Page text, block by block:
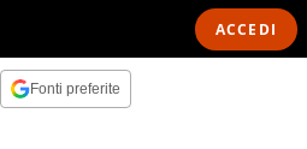
ACCEDI
Fonti preferite